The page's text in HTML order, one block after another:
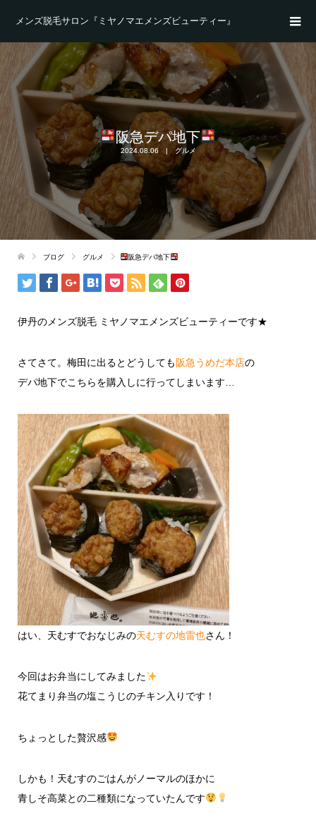
メンズ脱毛サロン『ミヤノマエメンズビューティー』
阪急デパ地下
2024.08.06 グルメ
ブログ グルメ 阪急デパ地下
伊丹のメンズ脱毛 ミヤノマエメンズビューティーです★
さてさて。梅田に出るとどうしても 阪急うめだ本店の
デパ地下でこちらを購入しに行ってしまいます…
はい、天むすでおなじみの天むすの地雷也さん！
今回はお弁当にしてみました
花てまり弁当の塩こうじのチキン入りです！
ちょっとした贅沢感
しかも！天むすのごはんがノーマルのほかに
青しそ高菜との二種類になっていたんです